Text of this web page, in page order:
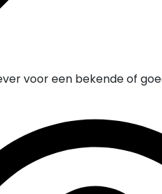
voor een bekende of